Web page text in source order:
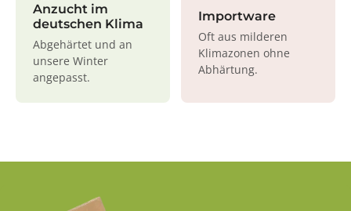
Anzucht im
deutschen Klima
Abgehärtet und an
unsere Winter
angepasst.
Importware
Oft aus milderen
Klimazonen ohne
Abhärtung.